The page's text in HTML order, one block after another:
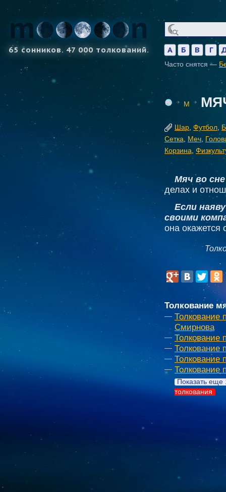
65 сонников. 47 000 толкований. А Б В Г
Часто снятся —
М
Шар Футбол
Сетка
Меч
Корзина
Мяч во сне
делах и
Если
своими
она окажется
Толкование
Толкование
Смирнова
Толкование
Толкование
Толкование
Толкование
Показать еще
толкования